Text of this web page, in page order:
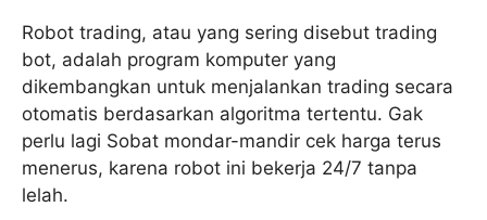
Robot trading, atau yang sering disebut trading
bot, adalah program komputer yang
dikembangkan untuk menjalankan trading secara
otomatis berdasarkan algoritma tertentu. Gak
perlu lagi Sobat mondar-mandir cek harga terus
menerus, karena robot ini bekerja 24/7 tanpa
lelah.